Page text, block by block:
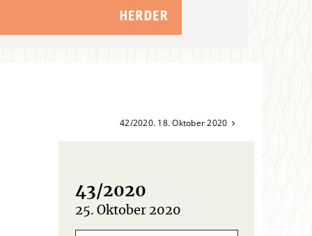
42/2020. 18. Oktober 2020
43/2020
:
25. Oktober 2020